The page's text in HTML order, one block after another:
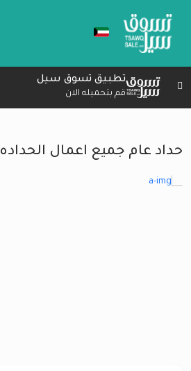
تطبيق تسوق سيل
قم بتحميله الان
حداد عام جميع اعمال الحداده